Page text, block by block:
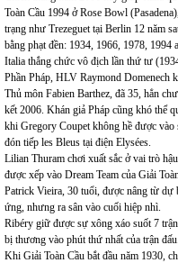
Toàn Cầu 1994 ở Rose Bowl
trạng như Trezeguet tại Berlin 12 năm
bằng phạt đền: 1934, 1966, 1978, 1994
Italia thắng chức vô địch lần thứ tư
Phần Pháp, HLV Raymond Domenech
Thủ môn Fabien Barthez, đã 35, hẳn
kết 2006. Khán giả Pháp cũng khó thể
khi Gregory Coupet không hề được vào
đón tiếp les Bleus tại điện Elysées.
Lilian Thuram chơi xuất sắc ở vai trò
được xếp vào Dream Team của Giải
Patrick Vieira, 30 tuổi, được nâng từ dự
ứng, nhưng ra sân vào cuối hiệp nhì.
Ribéry giữ được sự xông xáo suốt 7
bị thương vào phút thứ nhất của trận đấu.
Khi Giải Toàn Cầu bắt đầu năm 1930,